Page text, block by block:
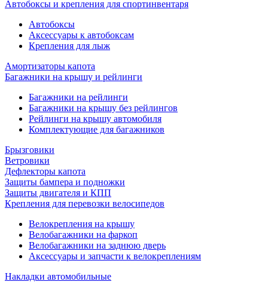
Автобоксы и крепления для спортинвентаря
Автобоксы
Аксессуары к автобоксам
Крепления для лыж
Амортизаторы капота
Багажники на крышу и рейлинги
Багажники на рейлинги
Багажники на крышу без рейлингов
Рейлинги на крышу автомобиля
Комплектующие для багажников
Брызговики
Ветровики
Дефлекторы капота
Защиты бампера и подножки
Защиты двигателя и КПП
Крепления для перевозки велосипедов
Велокрепления на крышу
Велобагажники на фаркоп
Велобагажники на заднюю дверь
Аксессуары и запчасти к велокреплениям
Накладки автомобильные